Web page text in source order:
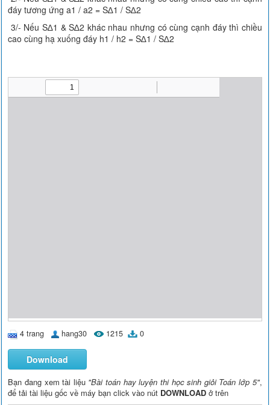
đáy tương ứng a1 / a2 = S∆1 / S∆2
3/- Nếu S∆1 & S∆2 khác nhau nhưng có cùng cạnh đáy thì chiều
cao cùng hạ xuống đáy h1 / h2 = S∆1 / S∆2
4 trang hang30 1215 0
Download
Bạn đang xem tài liệu "Bài toán hay luyện thi học sinh giỏi Toán lớp 5",
để tải tài liệu gốc về máy bạn click vào nút DOWNLOAD ở trên